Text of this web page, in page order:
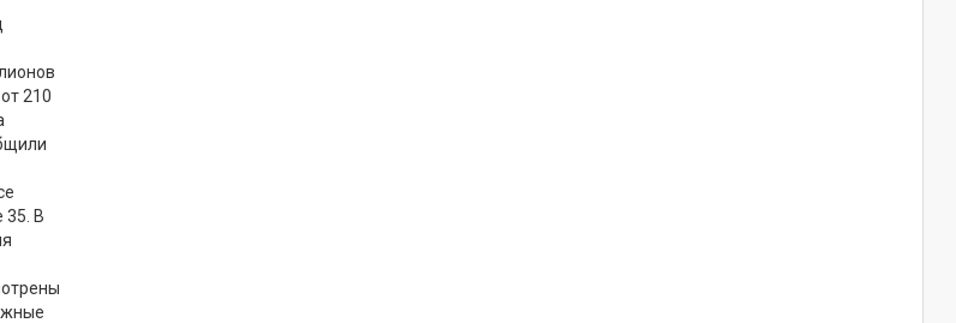
210
35. В